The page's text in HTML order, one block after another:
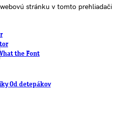
the Font
Od detepákov
stránku v tomto prehliadači